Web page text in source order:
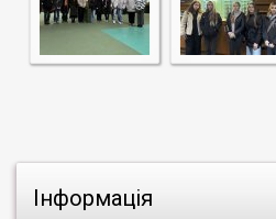
Інформація